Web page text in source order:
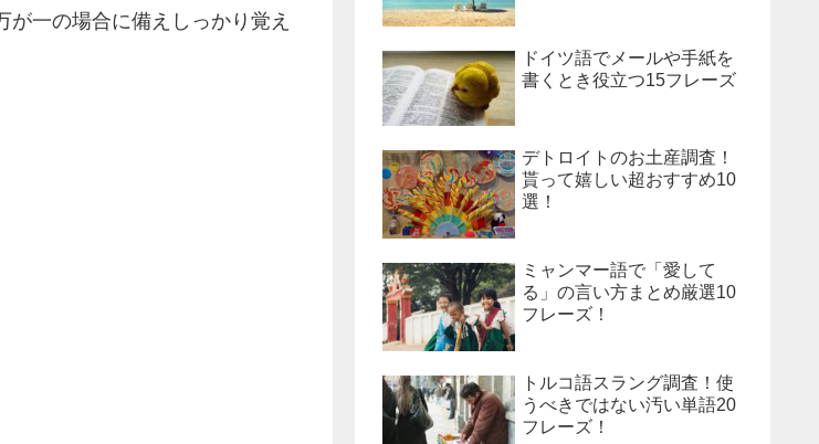
一の場合に備えしっかり覚え
ドイツ語でメールや手紙を
書くとき役立つ15フレーズ
デトロイトのお土産調査！
貰って嬉しい超おすすめ10
選！
ミャンマー語で「愛して
る」の言い方まとめ厳選10
フレーズ！
トルコ語スラング調査！使
うべきではない汚い単語20
フレーズ！